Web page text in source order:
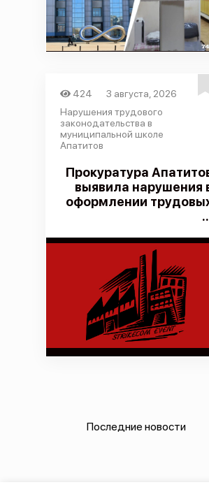
424
3 августа, 2026
Нарушения трудового
законодательства в
муниципальной школе
Апатитов
Прокуратура
выявила нарушения
оформлении
Последние новости